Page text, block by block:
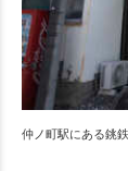
仲ノ町駅にある銚